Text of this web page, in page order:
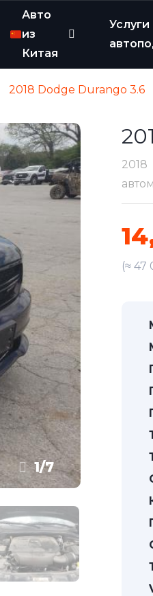
Авто
из
Китая
Услуги
2018 Dodge Durango 3.6
1/7
2018
(≈ 47